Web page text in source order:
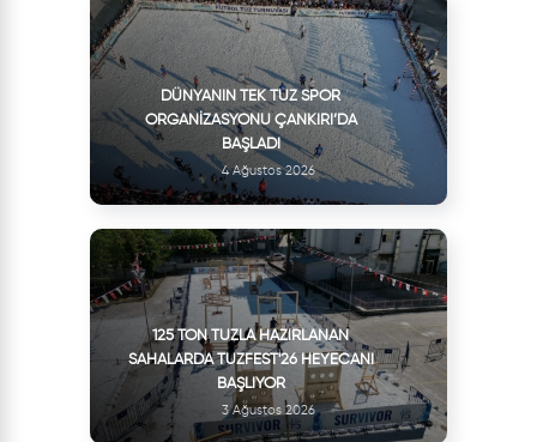
DÜNYANIN TEK TUZ SPOR
ORGANIZASYONU ÇANKIRI’DA
BAŞLADI
4 Ağustos 2026
125 TON TUZLA HAZIRLANAN
SAHALARDA TUZFEST'26 HEYECANI
BAŞLIYOR
3 Ağustos 2026